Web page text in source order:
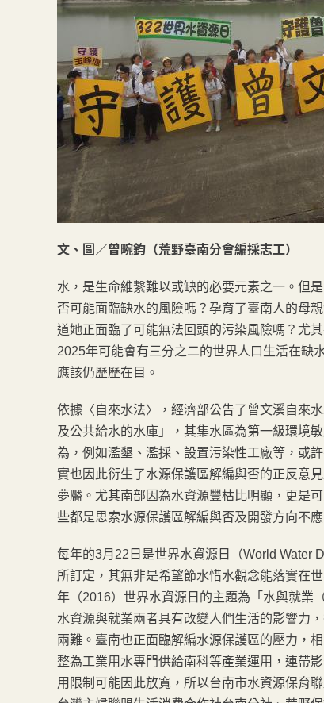
文、圖／曾畹鈞（荒野臺南分會編採志工）
水，是生命維繫難以或缺的必要元素之一。但
否可能面臨缺水的風險嗎？孕育了臺南人的母
道她正面臨了可能無法回頭的污染風險嗎？尤
2025年可能會有三分之二的世界人口生活在缺
應該仍歷歷在目。
依據〈自來水法〉，經濟部公告了曾文溪自來
及公共給水的水庫」，其集水區為第一級環境
為，例如濫墾、濫採、設置污染性工廠等，或
實也因此衍生了水源保護區解編與否的正反意
夢靨。尤其南部因為水資源豐枯比明顯，更是
些都是思索水源保護區解編與否及開發方向不應
每年的3月22日是世界水資源日（World Water
所訂定，其無非是希望節水惜水觀念能落實在
年（2016）世界水資源日的主題為「水與就業
水資源與就業兩者具有改變人們生活的影響力
兩難。臺南也正面臨解編水源保護區的壓力，
整為工業用水專門供給南科等產業運用，連帶
用限制可能因此放寬，所以台南市水資源保育